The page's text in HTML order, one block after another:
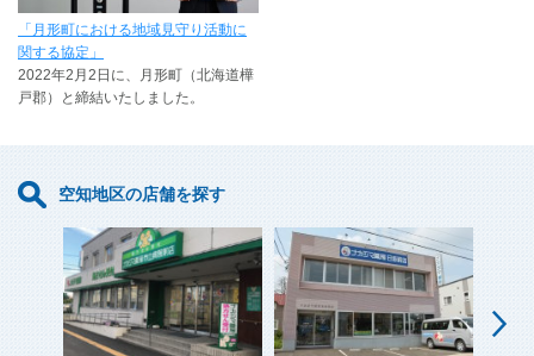
「月形町における地域見守り活動に
関する協定」
2022年2月2日に、月形町（北海道樺
戸郡）と締結いたしました。
空知地区の店舗を探す